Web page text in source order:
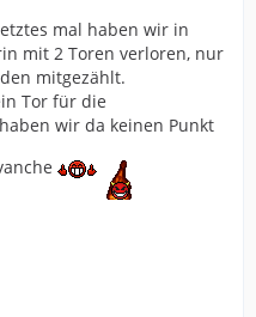
mal haben wir in
mit 2 Toren verloren, nur
mitgezählt.
Tor für die
wir da keinen Punkt